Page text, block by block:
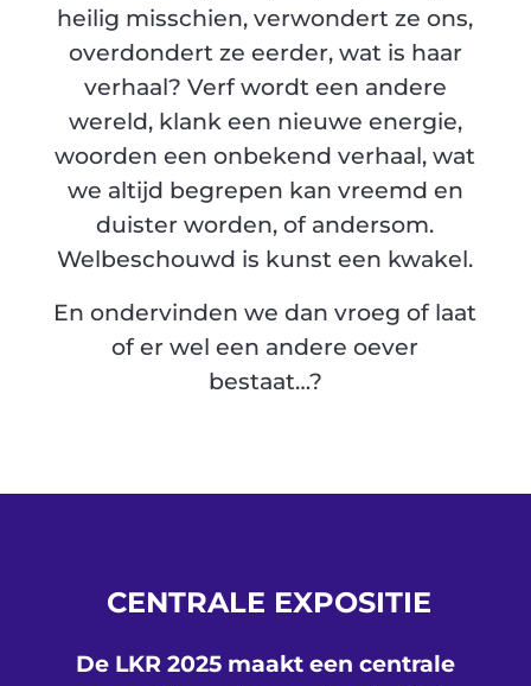
heilig misschien, verwondert ze ons,
overdondert ze eerder, wat is haar
verhaal? Verf wordt een andere
wereld, klank een nieuwe energie,
woorden een onbekend verhaal, wat
we altijd begrepen kan vreemd en
duister worden, of andersom.
Welbeschouwd is kunst een kwakel.
En ondervinden we dan vroeg of laat
of er wel een andere oever
bestaat…?
CENTRALE EXPOSITIE
De LKR 2025 maakt een centrale